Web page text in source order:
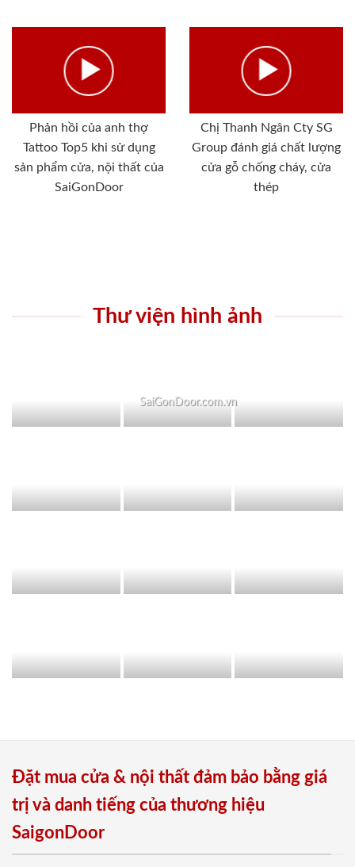
Phản hồi của anh thợ
Tattoo Top5 khi sử dụng
sản phẩm cửa, nội thất của
SaiGonDoor
Chị Thanh Ngân Cty SG
Group đánh giá chất lượng
cửa gỗ chống cháy, cửa
thép
Thư viện hình ảnh
SaiGonDoor.com.vn
Đặt mua cửa & nội thất đảm bảo bằng giá
trị và danh tiếng của thương hiệu
SaigonDoor